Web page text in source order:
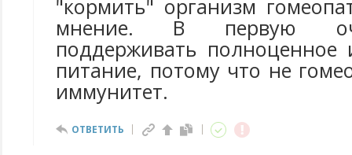
"кормить" организм
мнение. В первую
поддерживать полноценное
питание, потому что не
иммунитет.
ОТВЕТИТЬ